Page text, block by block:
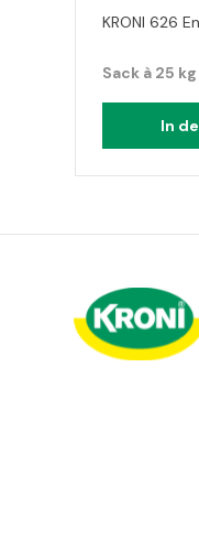
KRONI 626
Sack à 25 kg
In